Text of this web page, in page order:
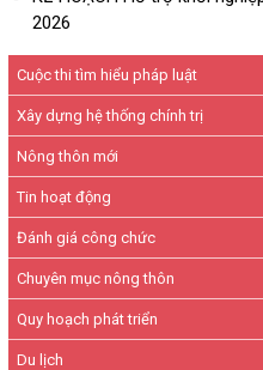
Cuộc thi tìm hiểu pháp luật
Xây dựng hệ thống chính trị
Nông thôn mới
Tin hoạt động
Đánh giá công chức
Chuyên mục nông thôn
Quy hoạch phát triển
Du lịch
2026